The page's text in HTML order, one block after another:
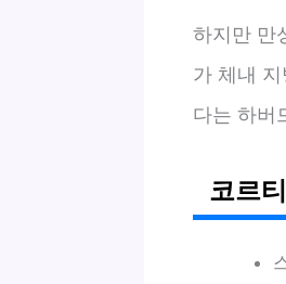
하지만 만
가 체내
다는 하버
코르